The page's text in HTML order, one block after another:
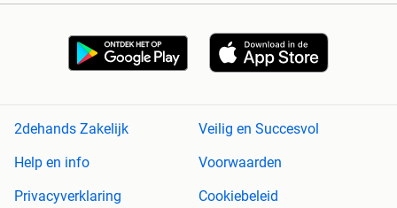
2dehands Zakelijk
Veilig en Succesvol
Help en info
Voorwaarden
Privacyverklaring
Cookiebeleid